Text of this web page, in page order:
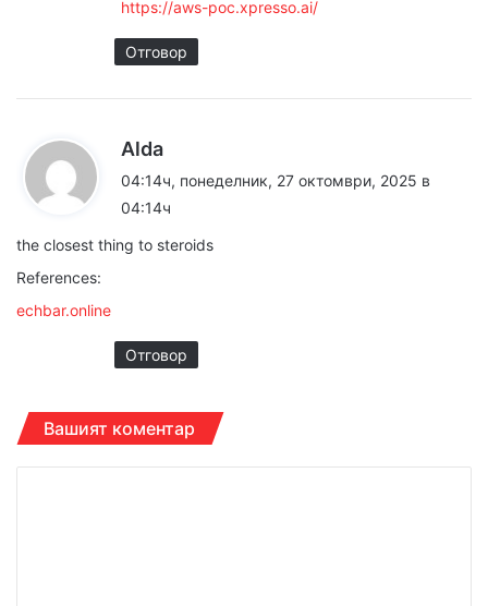
https://aws-poc.xpresso.ai/
Отговор
Alda
:
04:14ч, понеделник, 27 октомври, 2025 в
04:14ч
the closest thing to steroids
References:
echbar.online
Отговор
Вашият коментар